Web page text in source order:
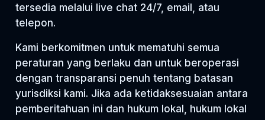
tersedia melalui live chat 24/7, email, atau
telepon.
Kami berkomitmen untuk mematuhi semua
peraturan yang berlaku dan untuk beroperasi
dengan transparansi penuh tentang batasan
yurisdiksi kami. Jika ada ketidaksesuaian antara
pemberitahuan ini dan hukum lokal, hukum lokal